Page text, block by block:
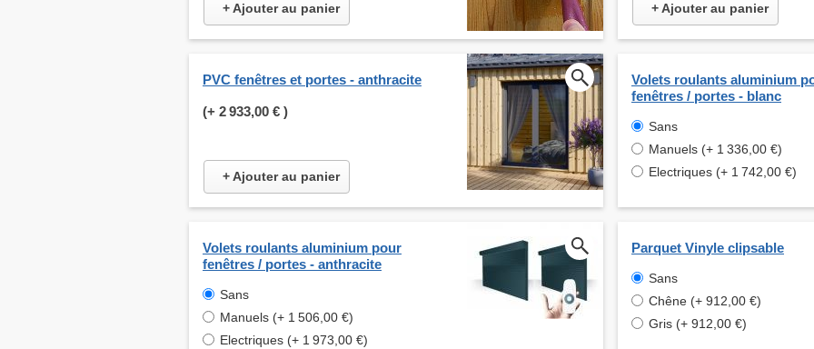
+ Ajouter au panier + Ajouter au panier
PVC fenêtres et portes - anthracite
(+ 2 933,00 € )
+ Ajouter au panier
Volets roulants aluminium
fenêtres / portes - blanc
Sans
Manuels (+ 1 336,00 €)
Electriques (+ 1 742,00 €)
Volets roulants aluminium pour
fenêtres / portes - anthracite
Sans
Manuels (+ 1 506,00 €)
Electriques (+ 1 973,00 €)
Parquet Vinyle clipsable
Sans
Chêne (+ 912,00 €)
Gris (+ 912,00 €)